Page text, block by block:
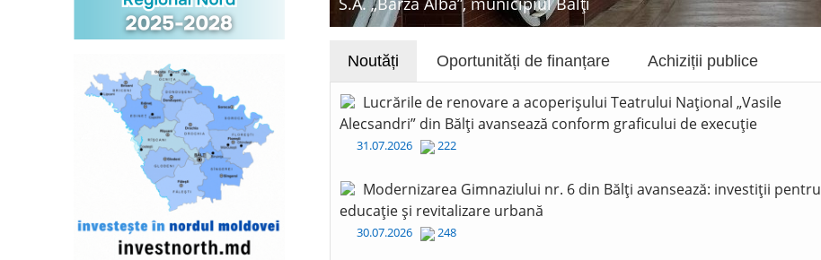
Noutăți Oportunități de finanțare Achiziții publice
Lucrările de renovare a acoperișului Teatrului Național „Vasile
Alecsandri” din Bălți avansează conform graficului de execuție
31.07.2026 222
Modernizarea Gimnaziului nr. 6 din Bălți avansează: investiții pentru
educație și revitalizare urbană
30.07.2026 248